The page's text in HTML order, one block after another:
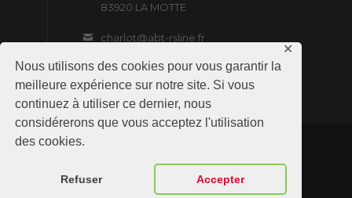
Nous utilisons des cookies pour vous garantir la
meilleure expérience sur notre site. Si vous
continuez à utiliser ce dernier, nous
considérerons que vous acceptez l'utilisation
des cookies.
Refuser Accepter
✕
83920 LA MOTTE
charlot@abt-rsline.fr
ABT Sportsline France © 2019 All Rights
Reserved. Site by NMD SAS